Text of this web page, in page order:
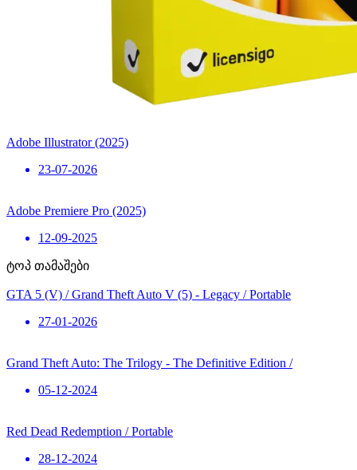
Adobe Illustrator (2025)
23-07-2026
Adobe Premiere Pro (2025)
12-09-2025
ტოპ თამაშები
GTA 5 (V) / Grand Theft Auto V (5) - Legacy / Portable
27-01-2026
Grand Theft Auto: The Trilogy - The Definitive Edition /
05-12-2024
Red Dead Redemption / Portable
28-12-2024